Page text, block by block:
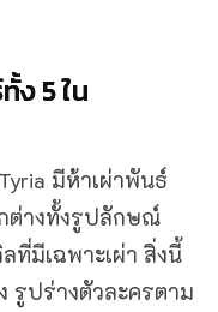
ง 5 ใน
มีห้าเผ่าพันธ์
ต่างทั้งรูปลักษณ์
มีเฉพาะเผ่า สิ่งนี้
รูปร่างตัวละครตาม